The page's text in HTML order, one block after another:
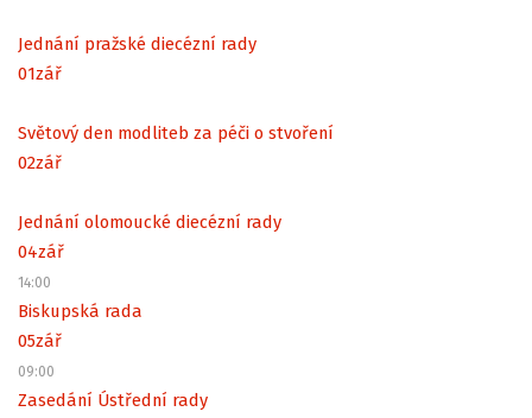
Jednání pražské diecézní rady
01zář
Světový den modliteb za péči o stvoření
02zář
Jednání olomoucké diecézní rady
04zář
14:00
Biskupská rada
05zář
09:00
Zasedání Ústřední rady